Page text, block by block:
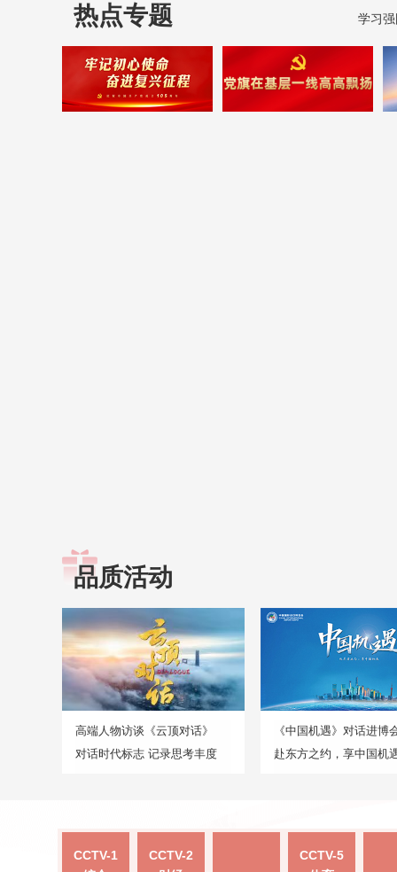
热点专题 学习
品质活动
高端人物访谈《云顶对话》
对话时代标志 记录思考丰度
《中国机遇》对话进博
赴东方之约，享中国机
CCTV-1
CCTV-2
CCTV-5